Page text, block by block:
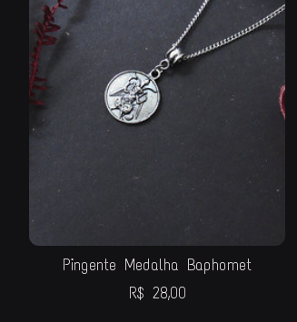
Pingente Medalha Baphomet
R$ 28,00